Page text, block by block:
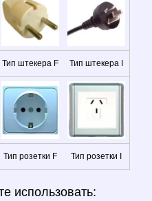
Тип штекера F Тип штекера I
Тип розетки F Тип розетки I
использовать: